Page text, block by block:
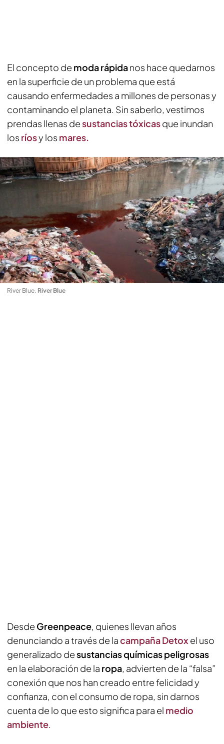
El concepto de moda rápidanos hace quedarnos
en la superficie de un problema que está
causando enfermedades a millones de personas y
contaminando el planeta. Sin saberlo, vestimos
prendas llenas desustancias tóxicasque inundan
los ríosy los mares.
River Blue. River Blue
Desde Greenpeace, quienes llevan años
denunciando a través de lacampaña Detoxel uso
generalizado desustancias químicas peligrosas
en la elaboración de la ropa, advierten de la “falsa”
conexión que nos han creado entre felicidad y
confianza, con el consumo de ropa, sin darnos
cuenta de lo que esto significa para el medio
ambiente.